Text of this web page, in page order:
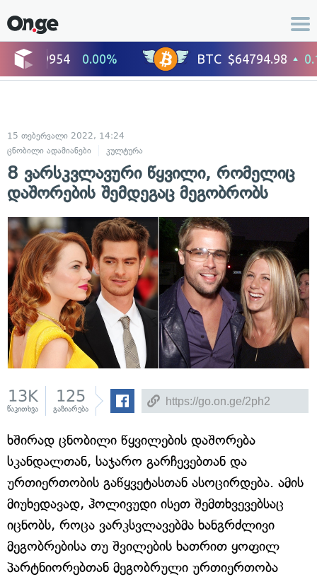
15 თებერვალი 2022, 14:24
ცნობილი ადამიანები
კულტურა
8 ვარსკვლავური წყვილი, რომელიც
დაშორების შემდეგაც მეგობრობს
13K
წაკითხვა
125
გაზიარება
ხშირად ცნობილი წყვილების დაშორება
სკანდალთან, საჯარო გარჩევებთან და
ურთიერთობის გაწყვეტასთან ასოცირდება. ამის
მიუხედავად, ჰოლივუდი ისეთ შემთხვევებსაც
იცნობს, როცა ვარკსვლავებმა ხანგრძლივი
მეგობრებისა თუ შვილების ხათრით ყოფილ
პარტნიორებთან მეგობრული ურთიერთობა